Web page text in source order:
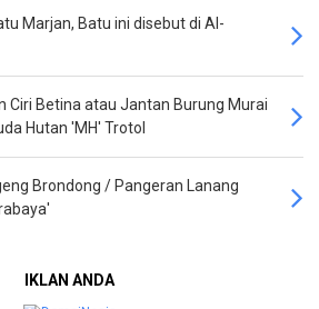
Marjan, Batu ini disebut di Al-
Ciri Betina atau Jantan Burung Murai
Hutan 'MH' Trotol
Brondong / Pangeran Lanang
IKLAN ANDA